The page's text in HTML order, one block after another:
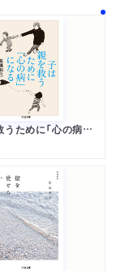
子は親を救うために「心の病」になる